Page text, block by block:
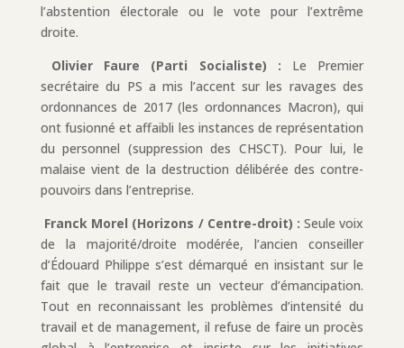
l’abstention électorale ou le vote pour l’extrême
droite.
Olivier Faure (Parti Socialiste) : Le Premier
secrétaire du PS a mis l’accent sur les ravages des
ordonnances de 2017 (les ordonnances Macron), qui
ont fusionné et affaibli les instances de représentation
du personnel (suppression des CHSCT). Pour lui, le
malaise vient de la destruction délibérée des contre-
pouvoirs dans l’entreprise.
Franck Morel (Horizons / Centre-droit) : Seule voix
de la majorité/droite modérée, l’ancien conseiller
d’Édouard Philippe s’est démarqué en insistant sur le
fait que le travail reste un vecteur d’émancipation.
Tout en reconnaissant les problèmes d’intensité du
travail et de management, il refuse de faire un procès